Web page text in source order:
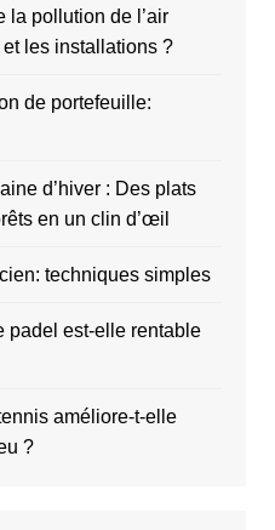
la pollution de l’air
les installations ?
de portefeuille:
d’hiver : Des plats
en un clin d’œil
techniques simples
padel est-elle rentable
améliore-t-elle
?